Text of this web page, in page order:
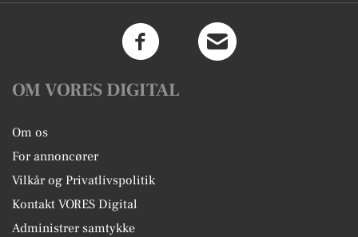
OM VORES DIGITAL
Om os
For annoncører
Vilkår og Privatlivspolitik
Kontakt VORES Digital
Administrer samtykke